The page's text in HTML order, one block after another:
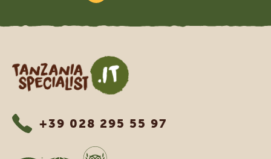
Tanzania Specialist
+39 028 295 55 97